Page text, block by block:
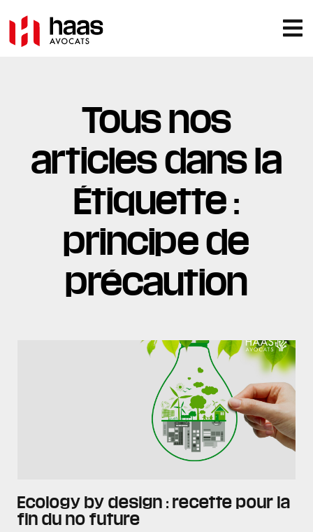
Tous nos
articles dans la
Étiquette :
principe de
précaution
Ecology by design : recette pour la
fin du no future